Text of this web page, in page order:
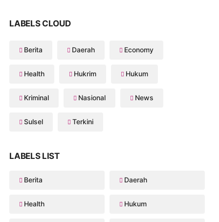
LABELS CLOUD
Berita Daerah Economy
Health Hukrim Hukum
Kriminal Nasional News
Sulsel Terkini
LABELS LIST
Berita Daerah
Health Hukum